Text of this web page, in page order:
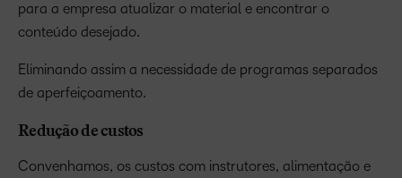
para a empresa atualizar o material e encontrar o
conteúdo desejado.
Eliminando assim a necessidade de programas separados
de aperfeiçoamento.
Redução de custos
Convenhamos, os custos com instrutores, alimentação e